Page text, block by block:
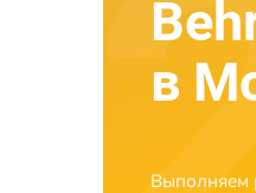
в
Выполняем